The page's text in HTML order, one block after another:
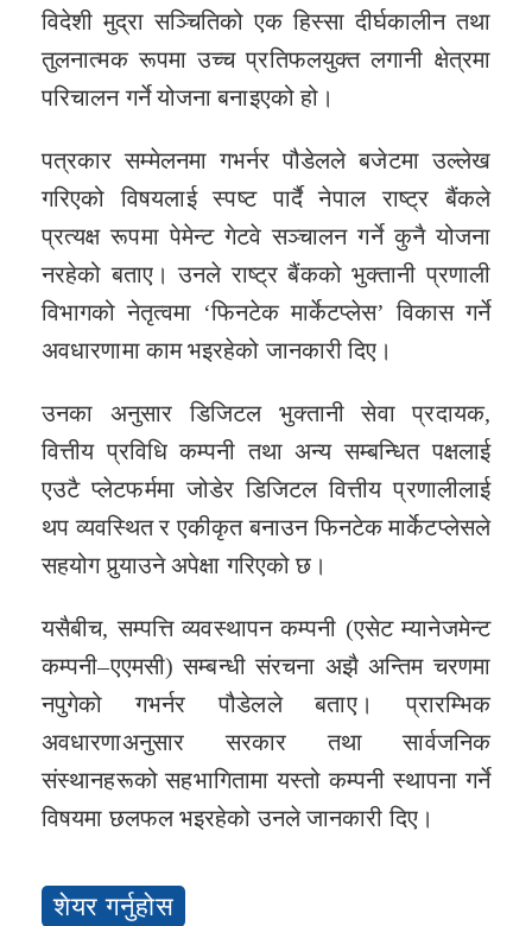
विदेशी मुद्रा सञ्चितिको एक हिस्सा दीर्घकालीन तथा
तुलनात्मक रूपमा उच्च प्रतिफलयुक्त लगानी क्षेत्रमा
परिचालन गर्ने योजना बनाइएको हो।
पत्रकार सम्मेलनमा गभर्नर पौडेलले बजेटमा उल्लेख
गरिएको विषयलाई स्पष्ट पार्दै नेपाल राष्ट्र बैंकले
प्रत्यक्ष रूपमा पेमेन्ट गेटवे सञ्चालन गर्ने कुनै योजना
नरहेको बताए। उनले राष्ट्र बैंकको भुक्तानी प्रणाली
विभागको नेतृत्वमा ‘फिनटेक मार्केटप्लेस’ विकास गर्ने
अवधारणामा काम भइरहेको जानकारी दिए।
उनका अनुसार डिजिटल भुक्तानी सेवा प्रदायक,
वित्तीय प्रविधि कम्पनी तथा अन्य सम्बन्धित पक्षलाई
एउटै प्लेटफर्ममा जोडेर डिजिटल वित्तीय प्रणालीलाई
थप व्यवस्थित र एकीकृत बनाउन फिनटेक मार्केटप्लेसले
सहयोग पुर्‍याउने अपेक्षा गरिएको छ।
यसैबीच, सम्पत्ति व्यवस्थापन कम्पनी (एसेट म्यानेजमेन्ट
कम्पनी–एएमसी) सम्बन्धी संरचना अझै अन्तिम चरणमा
नपुगेको गभर्नर पौडेलले बताए। प्रारम्भिक
अवधारणाअनुसार सरकार तथा सार्वजनिक
संस्थानहरूको सहभागितामा यस्तो कम्पनी स्थापना गर्ने
विषयमा छलफल भइरहेको उनले जानकारी दिए।
शेयर गर्नुहोस